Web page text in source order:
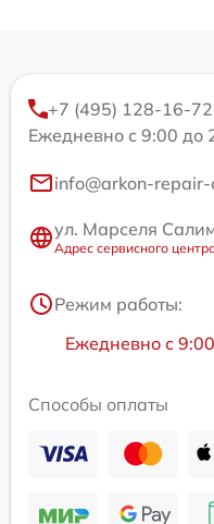
+7 (495) 128-16-72
Ежедневно с 9:00 до
info@arkon-repair-
ул. Марселя
Адрес сервисного
Режим работы:
Ежедневно с
Способы оплаты